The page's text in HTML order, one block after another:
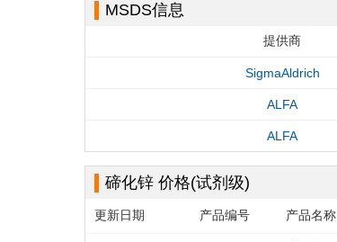
MSDS信息
提供商
SigmaAldrich
ALFA
ALFA
碲化锌 价格(试剂级)
更新日期 产品编号 产品名称